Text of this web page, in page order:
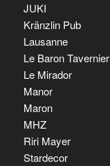
JUKI
Kränzlin Pub
Lausanne
Le Baron Tavernier
Le Mirador
Manor
Maron
MHZ
Riri Mayer
Stardecor